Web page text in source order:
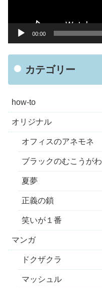
00:00
カテゴリー
how-to
オリジナル
オフィスのアネモネ
ブラックのむこうがわ
夏夢
正義の鎖
笑いが１番
マンガ
ドクザクラ
マッシュル